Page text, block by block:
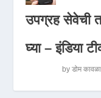
उपग्रह सेवेची
घ्या – इंडिया
byडोम कावळा